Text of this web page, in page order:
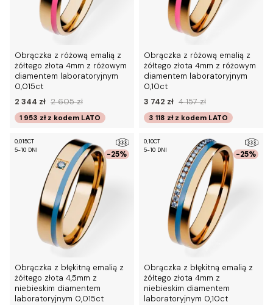
Obrączka z różową emalią z
żółtego złota 4mm z różowym
diamentem laboratoryjnym
0,015ct
2 344 zł 2 605 zł
1 953 zł z kodem LATO
Obrączka z różową emalią z
żółtego złota 4mm z różowym
diamentem laboratoryjnym
0,10ct
3 742 zł 4 157 zł
3 118 zł z kodem LATO
-25%
0,015CT
5-10 DNI
Obrączka z błękitną emalią z
żółtego złota 4,5mm z
niebieskim diamentem
laboratoryjnym 0,015ct
-25%
0,10CT
5-10 DNI
Obrączka z błękitną emalią z
żółtego złota 4mm z
niebieskim diamentem
laboratoryjnym 0,10ct